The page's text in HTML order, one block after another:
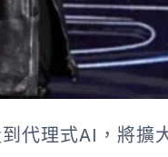
代理式AI，將擴